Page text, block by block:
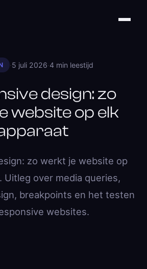
·5 juli 2026·4 min leestijd
design: zo
website op elk
zo werkt je website op
Uitleg over media queries,
breakpoints en het testen
websites.